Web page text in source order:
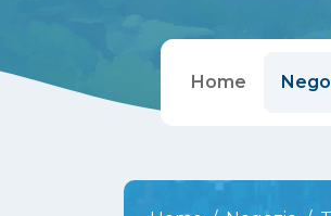
Home